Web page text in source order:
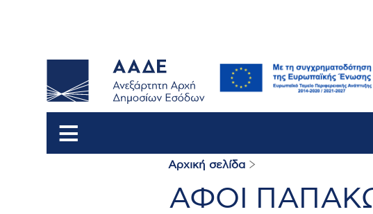
Breadcrumb
Αρχική σελίδα
ΑΦΟΙ